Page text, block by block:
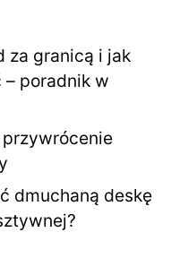
za granicą i jak
poradnik w
dmuchaną deskę